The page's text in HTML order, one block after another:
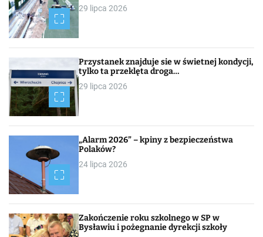
29 lipca 2026
Przystanek znajduje sie w świetnej kondycji,
tylko ta przeklęta droga…
29 lipca 2026
„Alarm 2026” – kpiny z bezpieczeństwa
Polaków?
24 lipca 2026
Zakończenie roku szkolnego w SP w
Bysławiu i pożegnanie dyrekcji szkoły